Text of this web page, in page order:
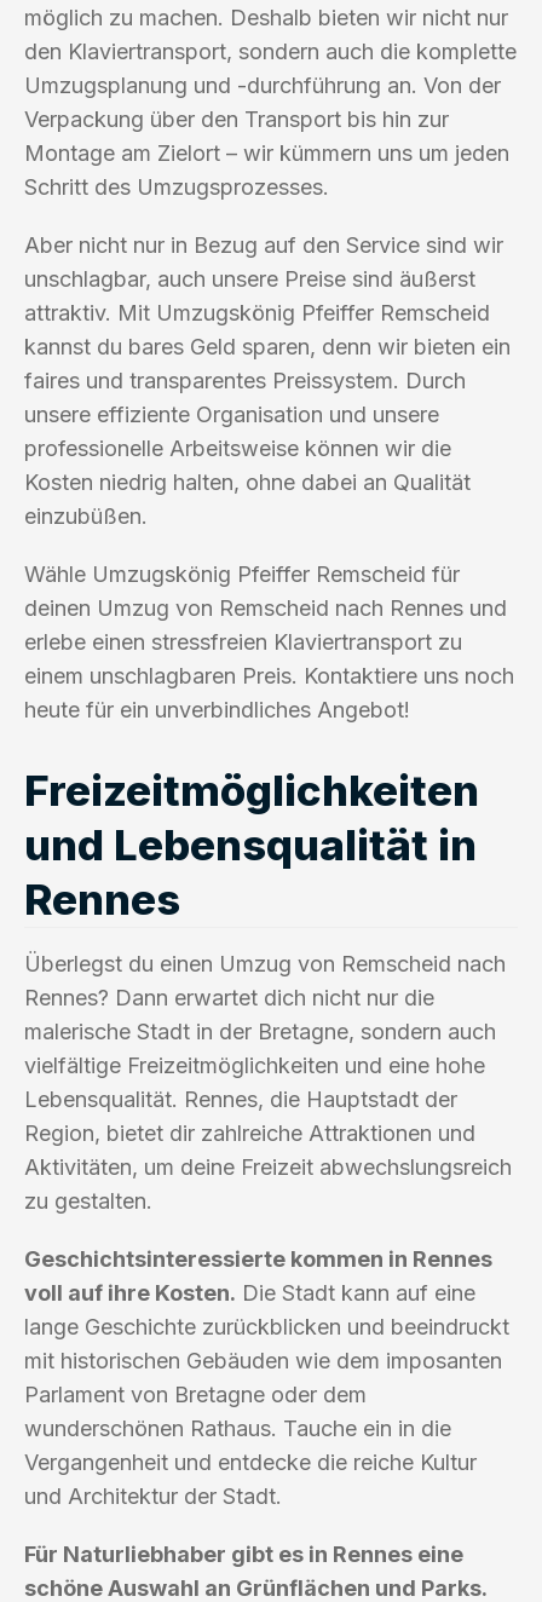
möglich zu machen. Deshalb bieten wir nicht nur
den Klaviertransport, sondern auch die komplette
Umzugsplanung und -durchführung an. Von der
Verpackung über den Transport bis hin zur
Montage am Zielort – wir kümmern uns um jeden
Schritt des Umzugsprozesses.
Aber nicht nur in Bezug auf den Service sind wir
unschlagbar, auch unsere Preise sind äußerst
attraktiv. Mit Umzugskönig Pfeiffer Remscheid
kannst du bares Geld sparen, denn wir bieten ein
faires und transparentes Preissystem. Durch
unsere effiziente Organisation und unsere
professionelle Arbeitsweise können wir die
Kosten niedrig halten, ohne dabei an Qualität
einzubüßen.
Wähle Umzugskönig Pfeiffer Remscheid für
deinen Umzug von Remscheid nach Rennes und
erlebe einen stressfreien Klaviertransport zu
einem unschlagbaren Preis. Kontaktiere uns noch
heute für ein unverbindliches Angebot!
Freizeitmöglichkeiten
und Lebensqualität in
Rennes
Überlegst du einen Umzug von Remscheid nach
Rennes? Dann erwartet dich nicht nur die
malerische Stadt in der Bretagne, sondern auch
vielfältige Freizeitmöglichkeiten und eine hohe
Lebensqualität. Rennes, die Hauptstadt der
Region, bietet dir zahlreiche Attraktionen und
Aktivitäten, um deine Freizeit abwechslungsreich
zu gestalten.
Geschichtsinteressierte kommen in Rennes
voll auf ihre Kosten. Die Stadt kann auf eine
lange Geschichte zurückblicken und beeindruckt
mit historischen Gebäuden wie dem imposanten
Parlament von Bretagne oder dem
wunderschönen Rathaus. Tauche ein in die
Vergangenheit und entdecke die reiche Kultur
und Architektur der Stadt.
Für Naturliebhaber gibt es in Rennes eine
schöne Auswahl an Grünflächen und Parks.